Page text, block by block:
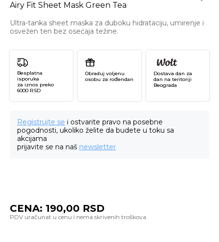
Airy Fit Sheet Mask Green Tea
Ultra-tanka sheet maska za duboku hidrataciju, umirenje i
osvežen ten bez osećaja težine.
Besplatna
isporuka
za iznos preko
6000 RSD
Obraduj voljenu
osobu za rođendan
Dostava dan za
dan na teritoriji
Beograda
Registrujte se i ostvarite pravo na posebne
pogodnosti, ukoliko želite da budete u toku sa
akcijama
prijavite se na naš newsletter
CENA: 190,00 RSD